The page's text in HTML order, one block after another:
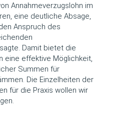
Annahmeverzugslohn im
eine deutliche Absage,
Anspruch des
Damit bietet die
eine effektive Möglichkeit,
Summen für
Die Einzelheiten der
für die Praxis wollen wir